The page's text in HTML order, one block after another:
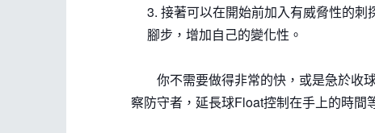
3. 接著可以在開始前加入有威脅性的
腳步，增加自己的變化性。
你不需要做得非常的快，或是急於收
察防守者，延長球Float控制在手上的時間